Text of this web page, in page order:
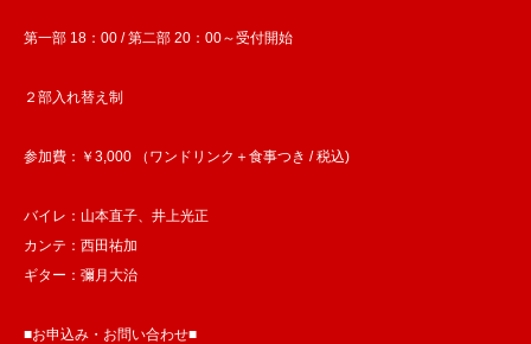
第一部 18：00 / 第二部 20：00～受付開始
２部入れ替え制
参加費：￥3,000 （ワンドリンク＋食事つき / 税込)
バイレ：山本直子、井上光正
カンテ：西田祐加
ギター：彌月大治
■お申込み・お問い合わせ■